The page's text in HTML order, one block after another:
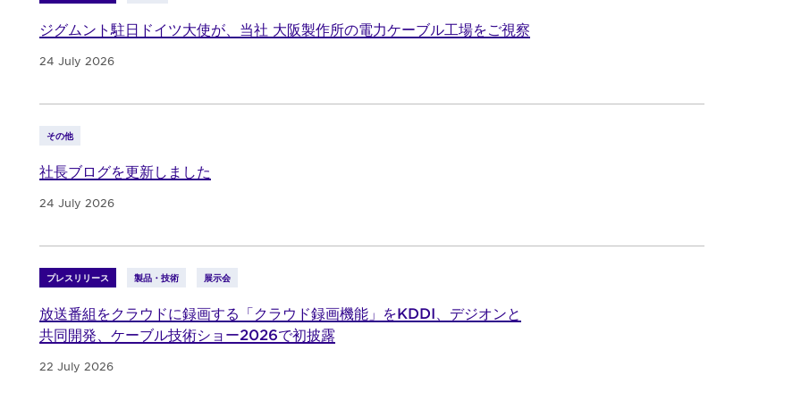
ジグムント駐日ドイツ大使が、当社 大阪製作所の電力ケーブル工場をご視察
24 July 2026
その他
社長ブログを更新しました
24 July 2026
プレスリリース 製品・技術 展示会
放送番組をクラウドに録画する「クラウド録画機能」をKDDI、デジオンと
共同開発、ケーブル技術ショー2026で初披露
22 July 2026